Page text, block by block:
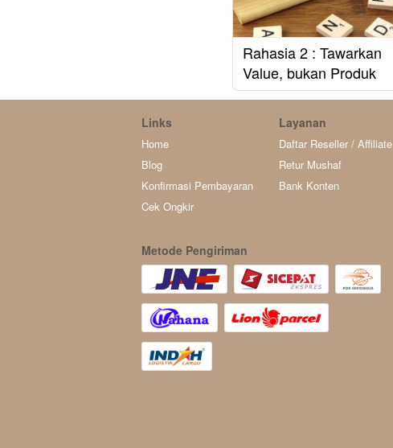
Rahasia 2 : Tawarkan
Value, bukan Produk
Links
Home
Blog
Konfirmasi Pembayaran
Cek Ongkir
Layanan
Daftar Reseller / Affiliate
Retur Mushaf
Bank Konten
Metode Pengiriman